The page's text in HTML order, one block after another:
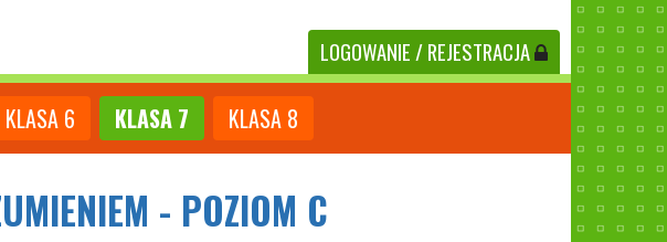
LOGOWANIE / REJESTRACJA
KLASA 6 KLASA 7 KLASA 8
- POZIOM C